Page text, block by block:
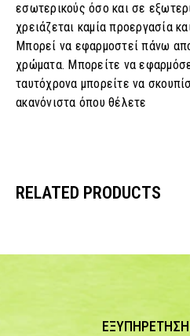
εσωτερικούς όσο και σε
χρειάζεται καμία προεργασία
Μπορεί να εφαρμοστεί πάνω
χρώματα. Μπορείτε να
ταυτόχρονα μπορείτε να
ακανόνιστα όπου θέλετε
RELATED PRODUCTS